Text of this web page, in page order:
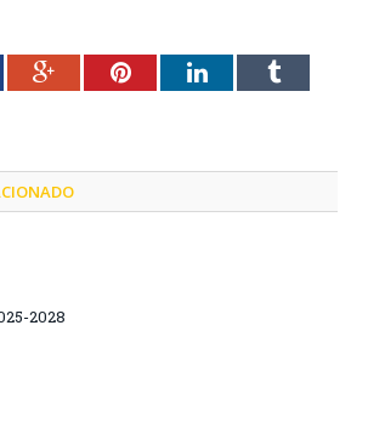
Google+PinterestLinkedInTumblr
2028